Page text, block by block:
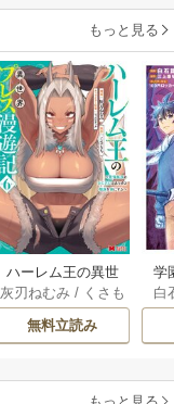
（コミック） ： 1
もっと見る
ハーレム王の異世
界プレス漫遊記 ～
最強無双のおじさ
んはあらゆる種族
ミック） 6巻
灰刃ねむみ / くさも
ち
無料立読み
学
ア
（
白